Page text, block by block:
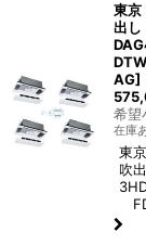
東
出
AG]
希望
在庫
東
吹